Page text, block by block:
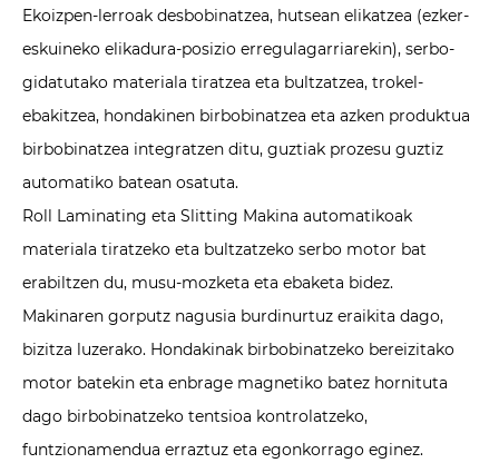
Ekoizpen-lerroak desbobinatzea, hutsean elikatzea (ezker-
eskuineko elikadura-posizio erregulagarriarekin), serbo-
gidatutako materiala tiratzea eta bultzatzea, trokel-
ebakitzea, hondakinen birbobinatzea eta azken produktua
birbobinatzea integratzen ditu, guztiak prozesu guztiz
automatiko batean osatuta.
Roll Laminating eta Slitting Makina automatikoak
materiala tiratzeko eta bultzatzeko serbo motor bat
erabiltzen du, musu-mozketa eta ebaketa bidez.
Makinaren gorputz nagusia burdinurtuz eraikita dago,
bizitza luzerako. Hondakinak birbobinatzeko bereizitako
motor batekin eta enbrage magnetiko batez hornituta
dago birbobinatzeko tentsioa kontrolatzeko,
funtzionamendua erraztuz eta egonkorrago eginez.